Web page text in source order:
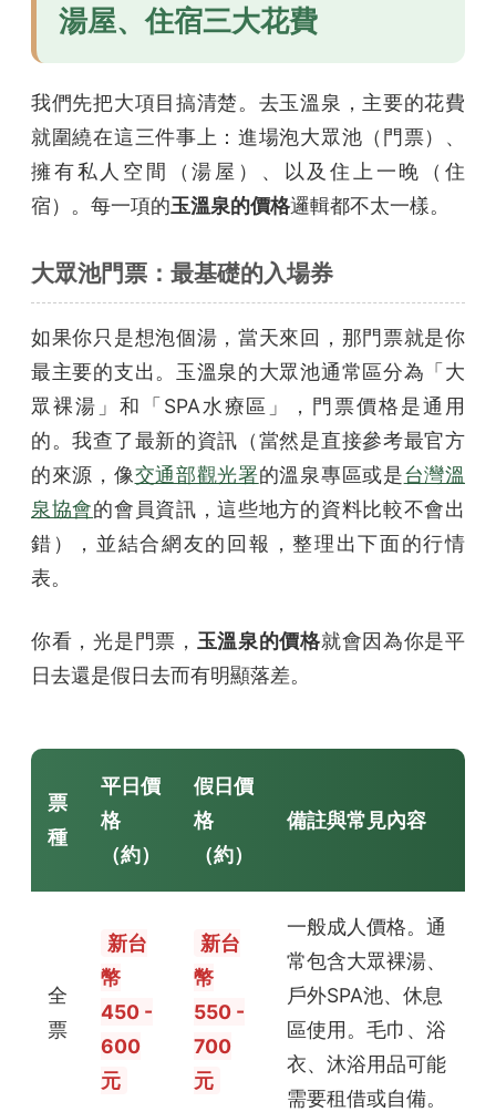
湯屋、住宿三大花費
我們先把大項目搞清楚。去玉溫泉，主要的花費
就圍繞在這三件事上：進場泡大眾池（門票）、
擁有私人空間（湯屋）、以及住上一晚（住
宿）。每一項的玉溫泉的價格邏輯都不太一樣。
大眾池門票：最基礎的入場券
如果你只是想泡個湯，當天來回，那門票就是你
最主要的支出。玉溫泉的大眾池通常區分為「大
眾裸湯」和「SPA水療區」，門票價格是通用
的。我查了最新的資訊（當然是直接參考最官方
的來源，像交通部觀光署的溫泉專區或是台灣溫
泉協會的會員資訊，這些地方的資料比較不會出
錯），並結合網友的回報，整理出下面的行情
表。
你看，光是門票， 玉溫泉的價格就會因為你是平
日去還是假日去而有明顯落差。
票
種
平日價
格
（約）
假日價
格
（約）
備註與常見內容
全
票
新台
幣
450 -
600
元
新台
幣
550 -
700
元
一般成人價格。通
常包含大眾裸湯、
戶外SPA池、休息
區使用。毛巾、浴
衣、沐浴用品可能
需要租借或自備。